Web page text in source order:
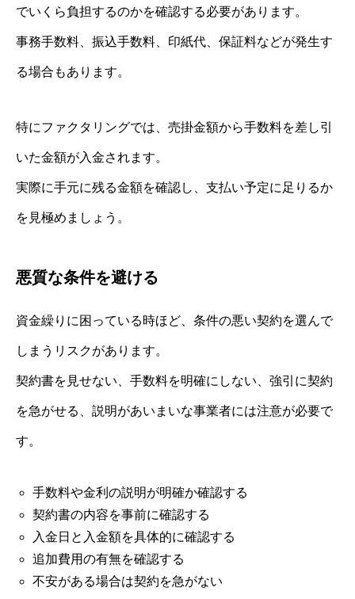
でいくら負担するのかを確認する必要があります。
事務手数料、振込手数料、印紙代、保証料などが発生す
る場合もあります。
特にファクタリングでは、売掛金額から手数料を差し引
いた金額が入金されます。
実際に手元に残る金額を確認し、支払い予定に足りるか
を見極めましょう。
悪質な条件を避ける
資金繰りに困っている時ほど、条件の悪い契約を選んで
しまうリスクがあります。
契約書を見せない、手数料を明確にしない、強引に契約
を急がせる、説明があいまいな事業者には注意が必要で
す。
手数料や金利の説明が明確か確認する
契約書の内容を事前に確認する
入金日と入金額を具体的に確認する
追加費用の有無を確認する
不安がある場合は契約を急がない